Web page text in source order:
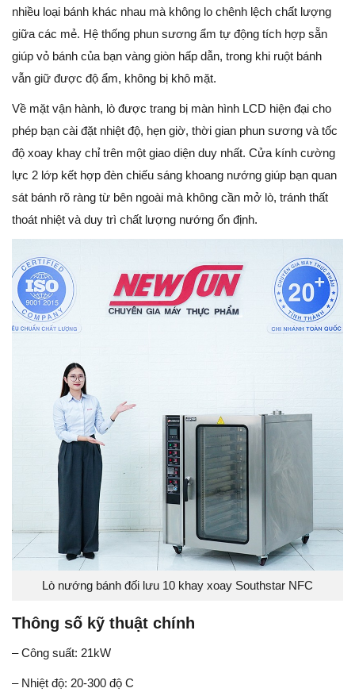
nhiều loại bánh khác nhau mà không lo chênh lệch chất lượng
giữa các mẻ. Hệ thống phun sương ẩm tự động tích hợp sẵn
giúp vỏ bánh của bạn vàng giòn hấp dẫn, trong khi ruột bánh
vẫn giữ được độ ẩm, không bị khô mặt.
Về mặt vận hành, lò được trang bị màn hình LCD hiện đại cho
phép bạn cài đặt nhiệt độ, hẹn giờ, thời gian phun sương và tốc
độ xoay khay chỉ trên một giao diện duy nhất. Cửa kính cường
lực 2 lớp kết hợp đèn chiếu sáng khoang nướng giúp bạn quan
sát bánh rõ ràng từ bên ngoài mà không cần mở lò, tránh thất
thoát nhiệt và duy trì chất lượng nướng ổn định.
Lò nướng bánh đối lưu 10 khay xoay Southstar NFC
Thông số kỹ thuật chính
– Công suất: 21kW
– Nhiệt độ: 20-300 độ C